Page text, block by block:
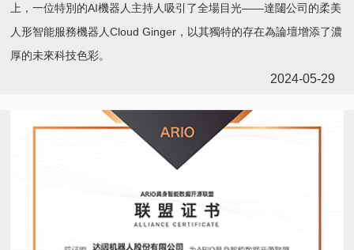
上，一位特別的AI機器人主持人吸引了全場目光——達闥公司的柔美
人形智能服務機器人Cloud Ginger，以其獨特的存在為論壇增添了濃
厚的未來科技色彩。
2024-05-29